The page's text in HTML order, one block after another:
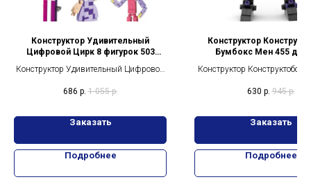
Конструктор Удивительный
Цифровой Цирк 8 фигурок 503
Конструктор Удивительный Цифровой
686 р. 1 055 р.
Заказать
Подробнее
Конструктор
Бумбокс Мен 455
Конструктор
630 р. 945 р.
Заказать
Подробнее